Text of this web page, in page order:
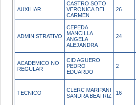
AUXILIAR
CASTRO SOTO
VERONICA DEL
CARMEN
26
ADMINISTRATIVO
CEPEDA
MANCILLA
ANGELA
ALEJANDRA
24
ACADEMICO NO
REGULAR
CID AGUERO
PEDRO
EDUARDO
2
TECNICO
CLERC MARIPANI
SANDRA BEATRIZ
16